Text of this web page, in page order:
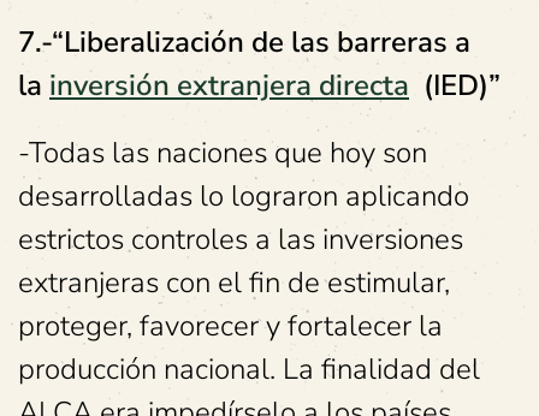
7.-“Liberalización de las barreras a
la inversión extranjera directa (IED)”
-Todas las naciones que hoy son
desarrolladas lo lograron aplicando
estrictos controles a las inversiones
extranjeras con el fin de estimular,
proteger, favorecer y fortalecer la
producción nacional. La finalidad del